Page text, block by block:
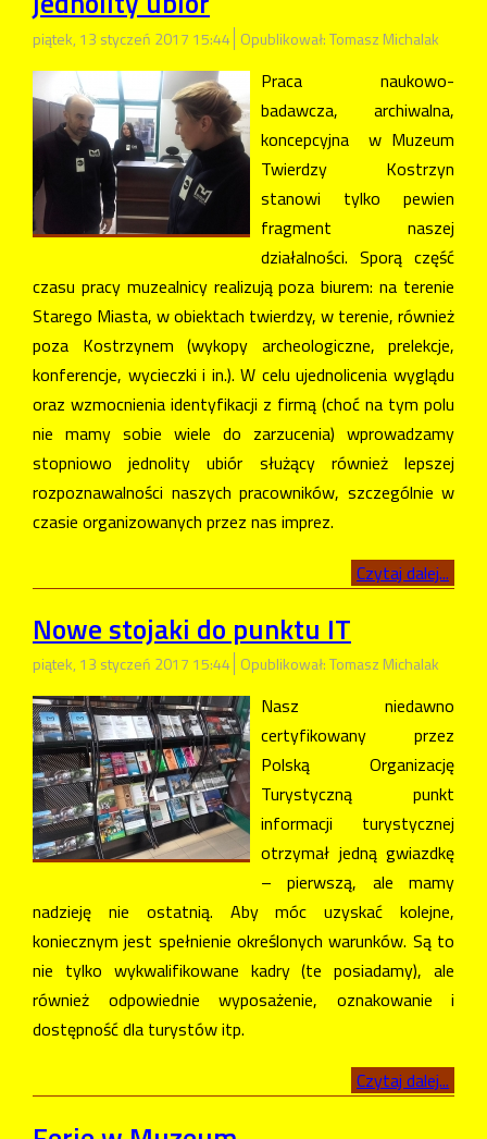
piątek, 13 styczeń 2017 15:44 Opublikował: Tomasz Michalak
Praca naukowo-
badawcza, archiwalna,
koncepcyjna w Muzeum
Twierdzy Kostrzyn
stanowi tylko pewien
fragment naszej
działalności. Sporą część
czasu pracy muzealnicy realizują poza biurem: na terenie
Starego Miasta, w obiektach twierdzy, w terenie, również
poza Kostrzynem (wykopy archeologiczne, prelekcje,
konferencje, wycieczki i in.). W celu ujednolicenia wyglądu
oraz wzmocnienia identyfikacji z firmą (choć na tym polu
nie mamy sobie wiele do zarzucenia) wprowadzamy
stopniowo jednolity ubiór służący również lepszej
rozpoznawalności naszych pracowników, szczególnie w
czasie organizowanych przez nas imprez.
Czytaj dalej...
Nowe stojaki do punktu IT
piątek, 13 styczeń 2017 15:44 Opublikował: Tomasz Michalak
Nasz niedawno
certyfikowany przez
Polską Organizację
Turystyczną punkt
informacji turystycznej
otrzymał jedną gwiazdkę
– pierwszą, ale mamy
nadzieję nie ostatnią. Aby móc uzyskać kolejne,
koniecznym jest spełnienie określonych warunków. Są to
nie tylko wykwalifikowane kadry (te posiadamy), ale
również odpowiednie wyposażenie, oznakowanie i
dostępność dla turystów itp.
Czytaj dalej...